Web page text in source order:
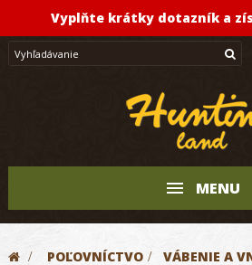
Vyplňte krátky dotazník a
MENU
> POĽOVNÍCTVO > VÁBENIE A